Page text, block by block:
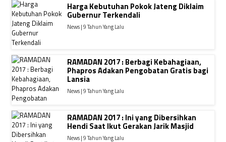
Harga Kebutuhan Pokok Jateng Diklaim
Gubernur Terkendali
News | 9 Tahun Yang Lalu
RAMADAN 2017 : Berbagi Kebahagiaan,
Phapros Adakan Pengobatan Gratis bagi
Lansia
News | 9 Tahun Yang Lalu
RAMADAN 2017 : Ini yang Dibersihkan
Hendi Saat Ikut Gerakan Jarik Masjid
News | 9 Tahun Yang Lalu